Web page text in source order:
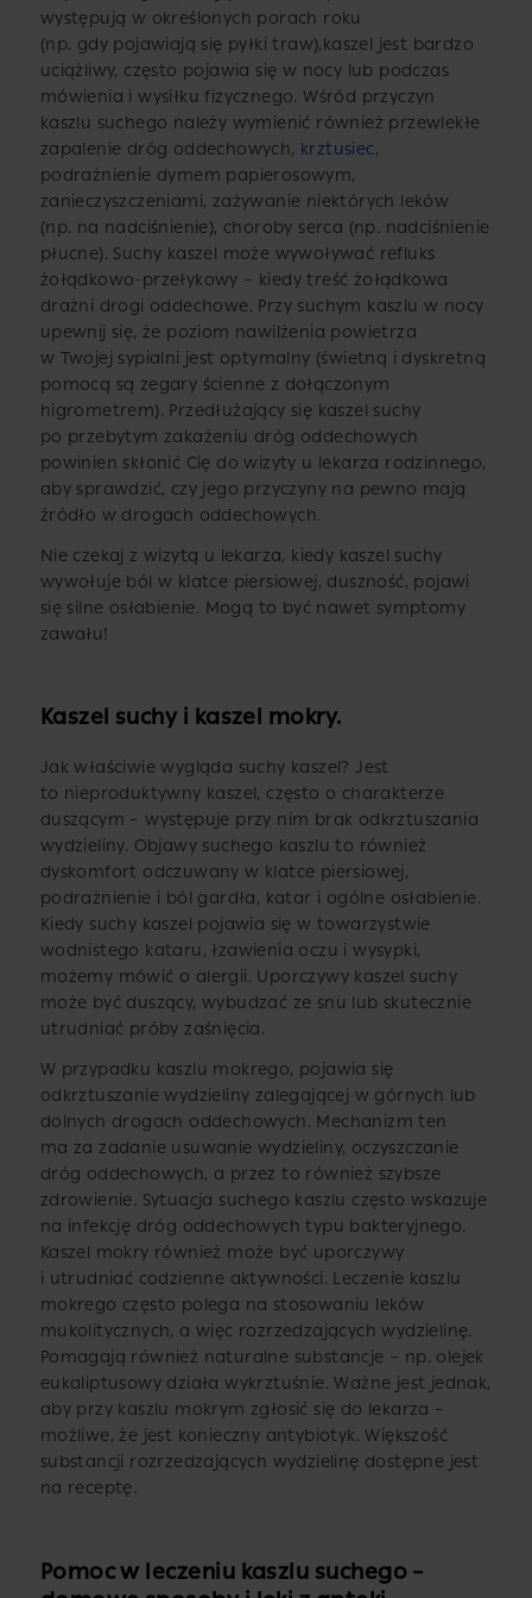
występują w określonych porach roku
(np. gdy pojawiają się pyłki traw),kaszel jest bardzo
uciążliwy, często pojawia się w nocy lub podczas
mówienia i wysiłku fizycznego. Wśród przyczyn
kaszlu suchego należy wymienić również przewlekłe
zapalenie dróg oddechowych, krztusiec,
podrażnienie dymem papierosowym,
zanieczyszczeniami, zażywanie niektórych leków
(np. na nadciśnienie), choroby serca (np. nadciśnienie
płucne). Suchy kaszel może wywoływać refluks
żołądkowo-przełykowy – kiedy treść żołądkowa
drażni drogi oddechowe. Przy suchym kaszlu w nocy
upewnij się, że poziom nawilżenia powietrza
w Twojej sypialni jest optymalny (świetną i dyskretną
pomocą są zegary ścienne z dołączonym
higrometrem). Przedłużający się kaszel suchy
po przebytym zakażeniu dróg oddechowych
powinien skłonić Cię do wizyty u lekarza rodzinnego,
aby sprawdzić, czy jego przyczyny na pewno mają
źródło w drogach oddechowych.
Nie czekaj z wizytą u lekarza, kiedy kaszel suchy
wywołuje ból w klatce piersiowej, duszność, pojawi
się silne osłabienie. Mogą to być nawet symptomy
zawału!
Kaszel suchy i kaszel mokry.
Jak właściwie wygląda suchy kaszel? Jest
to nieproduktywny kaszel, często o charakterze
duszącym – występuje przy nim brak odkrztuszania
wydzieliny. Objawy suchego kaszlu to również
dyskomfort odczuwany w klatce piersiowej,
podrażnienie i ból gardła, katar i ogólne osłabienie.
Kiedy suchy kaszel pojawia się w towarzystwie
wodnistego kataru, łzawienia oczu i wysypki,
możemy mówić o alergii. Uporczywy kaszel suchy
może być duszący, wybudzać ze snu lub skutecznie
utrudniać próby zaśnięcia.
W przypadku kaszlu mokrego, pojawia się
odkrztuszanie wydzieliny zalegającej w górnych lub
dolnych drogach oddechowych. Mechanizm ten
ma za zadanie usuwanie wydzieliny, oczyszczanie
dróg oddechowych, a przez to również szybsze
zdrowienie. Sytuacja suchego kaszlu często wskazuje
na infekcję dróg oddechowych typu bakteryjnego.
Kaszel mokry również może być uporczywy
i utrudniać codzienne aktywności. Leczenie kaszlu
mokrego często polega na stosowaniu leków
mukolitycznych, a więc rozrzedzających wydzielinę.
Pomagają również naturalne substancje – np. olejek
eukaliptusowy działa wykrztuśnie. Ważne jest jednak,
aby przy kaszlu mokrym zgłosić się do lekarza –
możliwe, że jest konieczny antybiotyk. Większość
substancji rozrzedzających wydzielinę dostępne jest
na receptę.
Pomoc w leczeniu kaszlu suchego –